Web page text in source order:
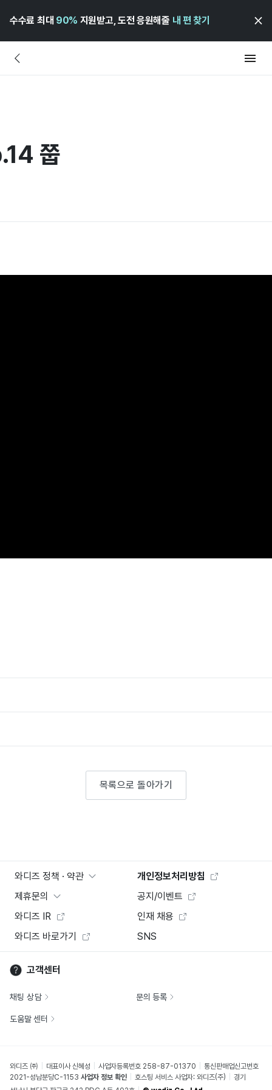
수수료 최대 90% 지원받고, 도전 응원해줄 내 편 찾기
쭙
목록으로 돌아가기
와디즈 정책 · 약관
개인정보처리방침
제휴문의
공지/이벤트
와디즈 IR
인재 채용
와디즈 바로가기
SNS
고객센터
채팅 상담 문의 등록
도움말 센터
와디즈 ㈜ 대표이사 신혜성 사업자등록번호 258-87-01370
통신판매업신고번호
2021-성남분당C-1153 사업자 정보 확인 호스팅 서비스 사업자: 와디즈(주)
경기